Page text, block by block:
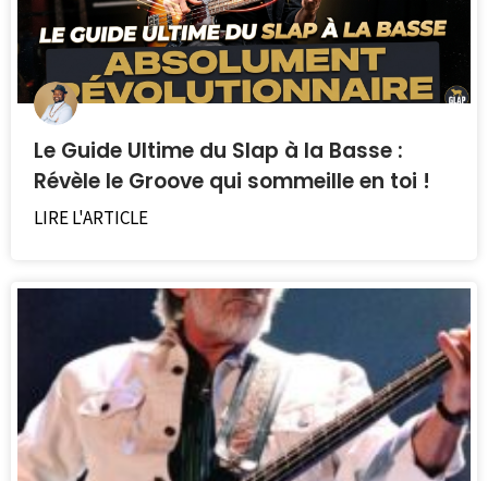
Le Guide Ultime du Slap à la Basse :
Révèle le Groove qui sommeille en toi !
LIRE L'ARTICLE